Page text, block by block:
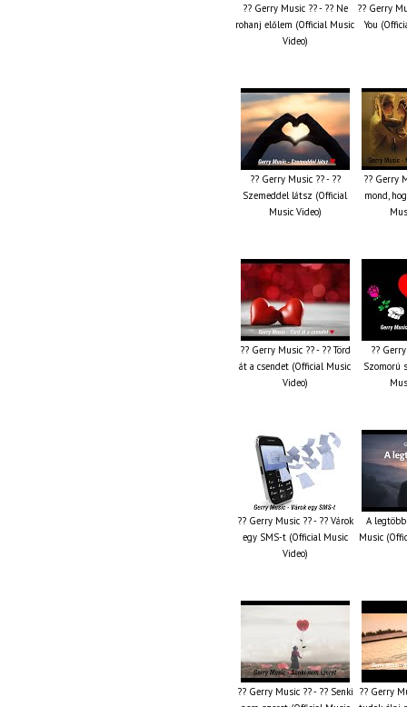
?? Gerry Music ?? - ?? Ne
rohanj előlem (Official Music
Video)
?? Gerry
You
?? Gerry Music ?? - ??
Szemeddel látsz (Official
Music Video)
?? Gerry
mond,
?? Gerry Music ?? - ?? Törd
át a csendet (Official Music
Video)
??
Szomorú
?? Gerry Music ?? - ?? Várok
egy SMS-t (Official Music
Video)
A
Music
?? Gerry Music ?? - ?? Senki ?? Gerry